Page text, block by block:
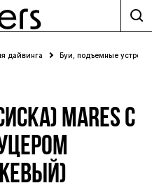
дайвинга Буи, подъемные
MARES С